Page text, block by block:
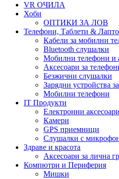
VR ОЧИЛА
Хоби
ОПТИКИ ЗА ЛОВ
Телефони, Таблети &
Кабели за мобилни
Bluetooth слушалки
Мобилни телефони и
Аксесоари за
Безжични слушалки
Зарядни устройства
Мобилни телефони
IT Продукти
Електронни аксесоари
Камери
GPS приемници
Слушалки с
Здраве и красота
Аксесоари за лична
Компютри и Периферия
Мишки